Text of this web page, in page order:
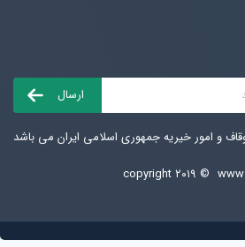
و امور خیریه جمهوری اسلامی ایران می باشد
copyright ۲۰۱۹ ©